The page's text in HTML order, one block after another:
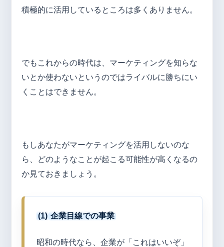
積極的に活用しているところは多くありません。
でもこれからの時代は、マーケティングを知らな
いとか使わないというのではライバルに勝ちにい
くことはできません。
もしあなたがマーケティングを活用しないのな
ら、どのようなことが起こる可能性が高くなるの
か見ておきましょう。
(1) 企業目線での事業
昭和の時代なら、企業が「これはいいぞ」